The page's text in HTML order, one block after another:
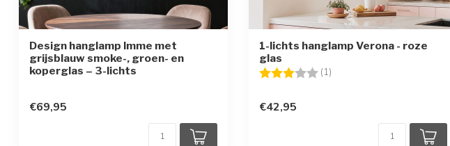
Design hanglamp Imme met
grijsblauw smoke-, groen- en
koperglas – 3-lichts
€69,95
1-lichts hanglamp Verona - roze
glas
Beoordeling: (1)
€42,95